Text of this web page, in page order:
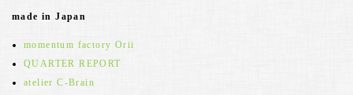
made in Japan
momentum factory Orii
QUARTER REPORT
atelier C-Brain